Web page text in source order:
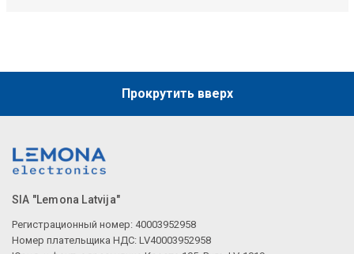
Прокрутить вверх
SIA "Lemona Latvija"
Регистрационный номер: 40003952958
Номер плательщика НДС: LV40003952958